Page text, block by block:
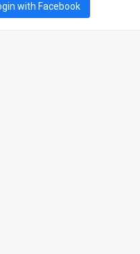
with Facebook